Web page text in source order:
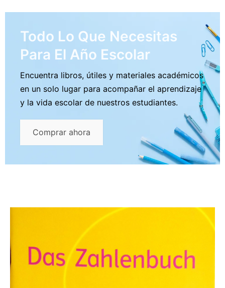
Todo Lo Que Necesitas
Para El Año Escolar
Encuentra libros, útiles y materiales académicos
en un solo lugar para acompañar el aprendizaje
y la vida escolar de nuestros estudiantes.
Comprar ahora